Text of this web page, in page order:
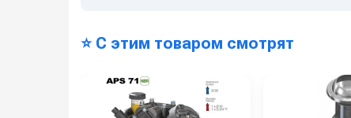
⭐ С этим товаром смотрят